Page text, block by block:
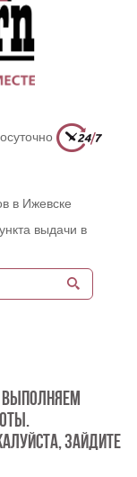
в Ижевске
выдачи в
ЗАЙДИТЕ